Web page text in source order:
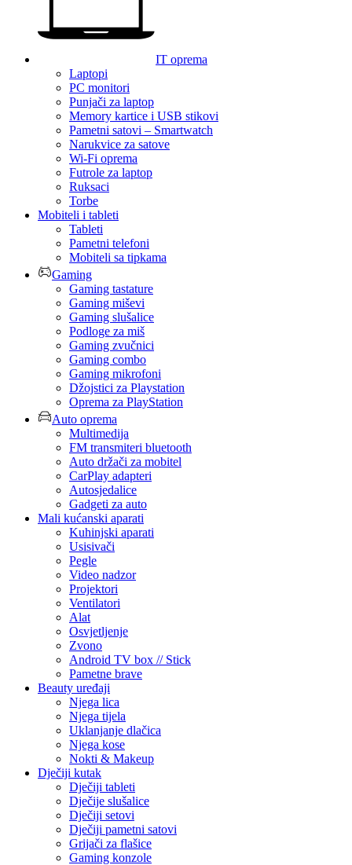
IT oprema
Laptopi
PC monitori
Punjači za laptop
Memory kartice i USB stikovi
Pametni satovi – Smartwatch
Narukvice za satove
Wi-Fi oprema
Futrole za laptop
Ruksaci
Torbe
Mobiteli i tableti
Tableti
Pametni telefoni
Mobiteli sa tipkama
Gaming
Gaming tastature
Gaming miševi
Gaming slušalice
Podloge za miš
Gaming zvučnici
Gaming combo
Gaming mikrofoni
Džojstici za Playstation
Oprema za PlayStation
Auto oprema
Multimedija
FM transmiteri bluetooth
Auto držači za mobitel
CarPlay adapteri
Autosjedalice
Gadgeti za auto
Mali kućanski aparati
Kuhinjski aparati
Usisivači
Pegle
Video nadzor
Projektori
Ventilatori
Alat
Osvjetljenje
Zvono
Android TV box // Stick
Pametne brave
Beauty uređaji
Njega lica
Njega tijela
Uklanjanje dlačica
Njega kose
Nokti & Makeup
Dječiji kutak
Dječiji tableti
Dječije slušalice
Dječiji setovi
Dječiji pametni satovi
Grijači za flašice
Gaming konzole